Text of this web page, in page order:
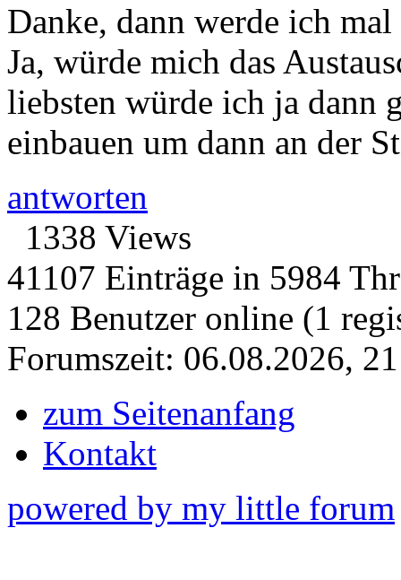
Danke, dann werde ich mal
Ja, würde mich das
liebsten würde ich ja dann
einbauen um dann an der
antworten
1338 Views
41107 Einträge in 5984
128 Benutzer online (1
Forumszeit: 06.08.2026,
zum Seitenanfang
Kontakt
powered by my little forum